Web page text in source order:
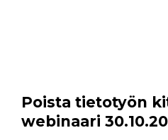
Poista tietotyön
webinaari